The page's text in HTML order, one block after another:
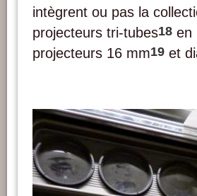
intègrent ou pas la
projecteurs tri-tubes18 en
projecteurs 16 mm19 et